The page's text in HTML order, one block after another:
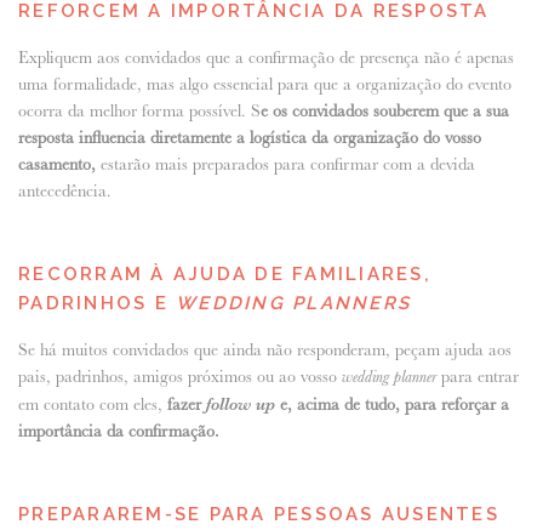
REFORCEM A IMPORTÂNCIA DA RESPOSTA
Expliquem aos convidados que a confirmação de presença não é apenas
uma formalidade, mas algo essencial para que a organização do evento
ocorra da melhor forma possível. Se os convidados souberem que a sua
resposta influencia diretamente a logística da organização do vosso
casamento, estarão mais preparados para confirmar com a devida
antecedência.
RECORRAM À AJUDA DE FAMILIARES,
PADRINHOS E WEDDING PLANNERS
Se há muitos convidados que ainda não responderam, peçam ajuda aos
pais, padrinhos, amigos próximos ou ao vosso wedding planner para entrar
em contato com eles, fazerfollow up e, acima de tudo, para reforçar a
importância da confirmação.
PREPARAREM-SE PARA PESSOAS AUSENTES